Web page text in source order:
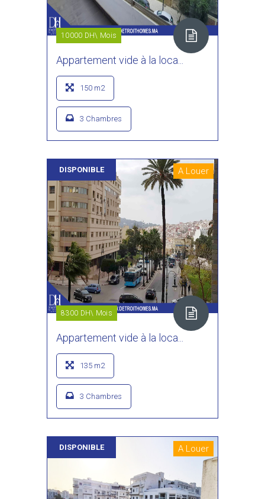
10000 DH\ Mois
Appartement vide à la loca...
150 m2
3 Chambres
DISPONIBLE A Louer
8300 DH\ Mois
Appartement vide à la loca...
135 m2
3 Chambres
DISPONIBLE A Louer